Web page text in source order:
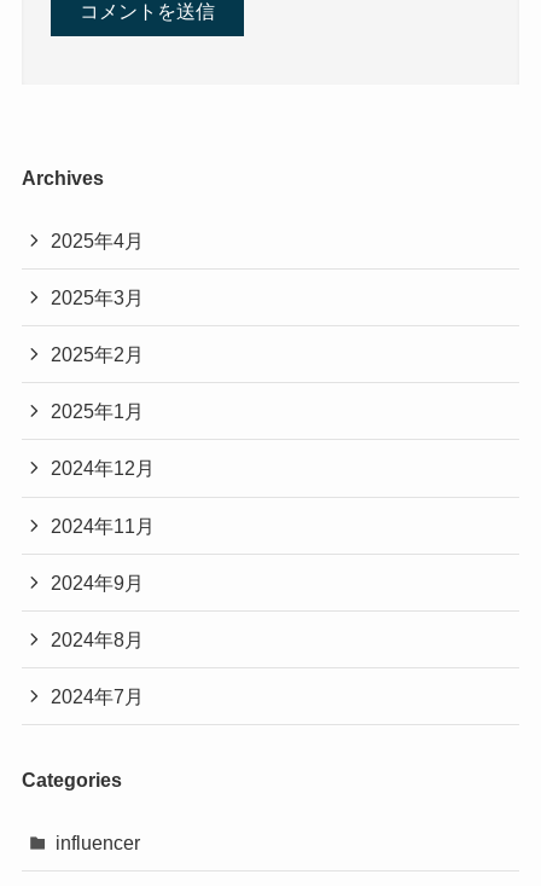
Archives
2025年4月
2025年3月
2025年2月
2025年1月
2024年12月
2024年11月
2024年9月
2024年8月
2024年7月
Categories
influencer